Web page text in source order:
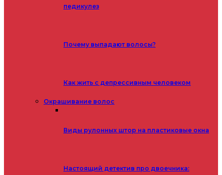
педикулез
Почему выпадают волосы?
Как жить с депрессивным человеком
Окрашивание волос
Виды рулонных штор на пластиковые окна
Настоящий детектив про двоечника: